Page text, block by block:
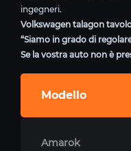
ingegneri.
Volkswagen talagon
“Siamo in grado di
Se la vostra auto non è
Modello
Amarok